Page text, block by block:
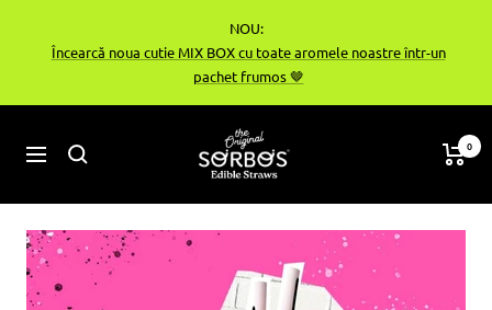
conținut
NOU:
Încearcă noua cutie MIX BOX cu toate aromele noastre într-un
pachet frumos 🤎
Navigare
0